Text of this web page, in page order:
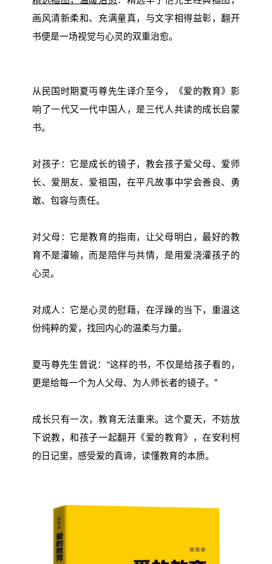
画风清新柔和、充满童真，与文字相得益彰，翻开
书便是一场视觉与心灵的双重治愈。
从民国时期夏丏尊先生译介至今，《爱的教育》影
响了一代又一代中国人，是三代人共读的成长启蒙
书。
对孩子：它是成长的镜子，教会孩子爱父母、爱师
长、爱朋友、爱祖国，在平凡故事中学会善良、勇
敢、包容与责任。
对父母：它是教育的指南，让父母明白，最好的教
育不是灌输，而是陪伴与共情，是用爱浇灌孩子的
心灵。
对成人：它是心灵的慰藉，在浮躁的当下，重温这
份纯粹的爱，找回内心的温柔与力量。
夏丏尊先生曾说：“这样的书，不仅是给孩子看的，
更是给每一个为人父母、为人师长者的镜子。”
成长只有一次，教育无法重来。这个夏天，不妨放
下说教，和孩子一起翻开《爱的教育》，在安利柯
的日记里，感受爱的真谛，读懂教育的本质。